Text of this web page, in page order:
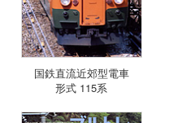
国鉄直流近郊型電車
形式 115系